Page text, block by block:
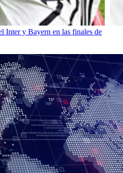
Inter y Bayern en las finales de